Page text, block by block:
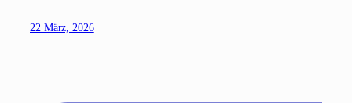
22 März, 2026